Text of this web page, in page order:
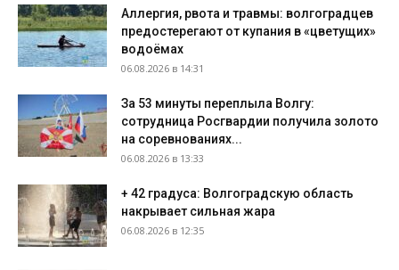
Аллергия, рвота и травмы: волгоградцев
предостерегают от купания в «цветущих»
водоёмах
06.08.2026 в 14:31
За 53 минуты переплыла Волгу:
сотрудница Росгвардии получила золото
на соревнованиях...
06.08.2026 в 13:33
+ 42 градуса: Волгоградскую область
накрывает сильная жара
06.08.2026 в 12:35